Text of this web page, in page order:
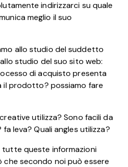
indirizzarci su quale
meglio il suo
allo studio del suddetto
studio del suo sito web:
di acquisto presenta
il prodotto? possiamo fare
utilizza? Sono facili da
fa leva? Quali angles utilizza?
queste informazioni
secondo noi può essere